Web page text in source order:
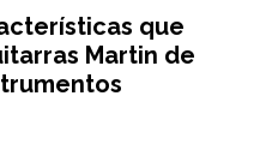
que
Martin de